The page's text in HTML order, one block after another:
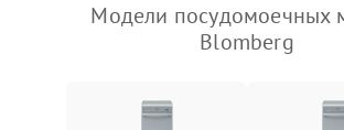
Модели посудомоечных
Blomberg